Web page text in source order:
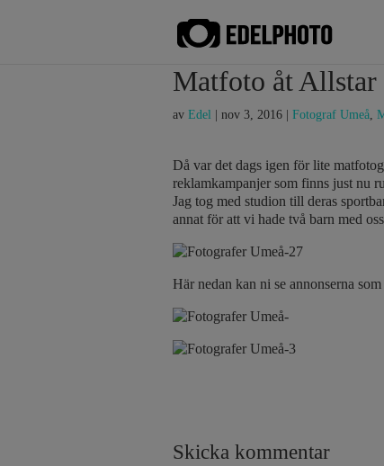
Matfoto åt Allstar
av Edel nov 3, 2016 Fotograf Umeå,
Då var det dags igen för lite
reklamkampanjer som finns just nu
Jag tog med studion till deras
annat för att vi hade två barn med
Här nedan kan ni se annonserna
Skicka kommentar